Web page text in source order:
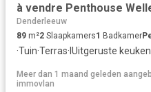
à vendre Penthouse
Denderleeuw
89 m²2 Slaapkamers1 Badkamer
·Tuin·Terras· IUitgeruste keuken
Meer dan 1 maand geleden
immovlan